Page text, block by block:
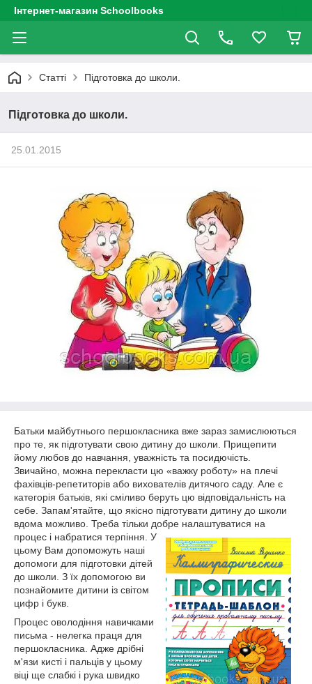
Інтернет-магазин Schoolbooks
Статті Підготовка до школи.
Підготовка до школи.
25.01.2015
Батьки майбутнього першокласника вже зараз замислюються
про те, як підготувати свою дитину до школи. Прищепити
йому любов до навчання, уважність та посидючість.
Звичайно, можна перекласти цю «важку роботу» на плечі
фахівців-репетиторів або вихователів дитячого саду. Але є
категорія батьків, які сміливо беруть цю відповідальність на
себе. Запам'ятайте, що якісно підготувати дитину до школи
вдома можливо. Треба тільки добре налаштуватися на
процес і набратися терпіння . У
цьому Вам допоможуть наші
допомоги для підготовки дітей
до школи. З їх допомогою ви
познайомите дитини із світом
цифр і букв.
Процес оволодіння навичками
письма - нелегка праця для
першокласника. Адже дрібні
м'язи кисті і пальців у цьому
віці ще слабкі і рука швидко